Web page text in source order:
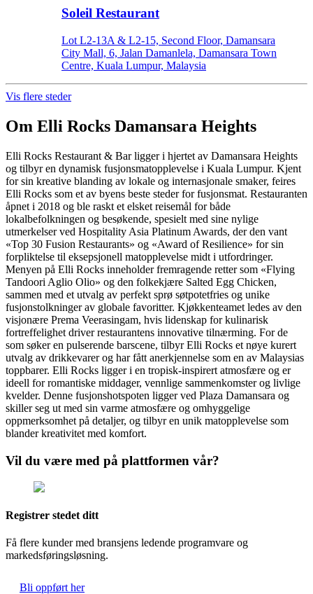
Soleil Restaurant
Lot L2-13A & L2-15, Second Floor, Damansara
City Mall, 6, Jalan Damanlela, Damansara Town
Centre, Kuala Lumpur, Malaysia
Vis flere steder
Om Elli Rocks Damansara Heights
Elli Rocks Restaurant & Bar ligger i hjertet av Damansara Heights
og tilbyr en dynamisk fusjonsmatopplevelse i Kuala Lumpur. Kjent
for sin kreative blanding av lokale og internasjonale smaker, feires
Elli Rocks som et av byens beste steder for fusjonsmat. Restauranten
åpnet i 2018 og ble raskt et elsket reisemål for både
lokalbefolkningen og besøkende, spesielt med sine nylige
utmerkelser ved Hospitality Asia Platinum Awards, der den vant
«Top 30 Fusion Restaurants» og «Award of Resilience» for sin
forpliktelse til eksepsjonell matopplevelse midt i utfordringer.
Menyen på Elli Rocks inneholder fremragende retter som «Flying
Tandoori Aglio Olio» og den folkekjære Salted Egg Chicken,
sammen med et utvalg av perfekt sprø søtpotetfries og unike
fusjonstolkninger av globale favoritter. Kjøkkenteamet ledes av den
visjonære Prema Veerasingam, hvis lidenskap for kulinarisk
fortreffelighet driver restaurantens innovative tilnærming. For de
som søker en pulserende barscene, tilbyr Elli Rocks et nøye kurert
utvalg av drikkevarer og har fått anerkjennelse som en av Malaysias
toppbarer. Elli Rocks ligger i en tropisk-inspirert atmosfære og er
ideell for romantiske middager, vennlige sammenkomster og livlige
kvelder. Denne fusjonshotspoten ligger ved Plaza Damansara og
skiller seg ut med sin varme atmosfære og omhyggelige
oppmerksomhet på detaljer, og tilbyr en unik matopplevelse som
blander kreativitet med komfort.
Vil du være med på plattformen vår?
Registrer stedet ditt
Få flere kunder med bransjens ledende programvare og
markedsføringsløsning.
Bli oppført her